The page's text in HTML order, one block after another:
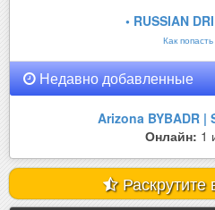
• RUSSIAN
Как
Недавно добавленные
Arizona BYBADR
Онлайн: 1
Раскрутите